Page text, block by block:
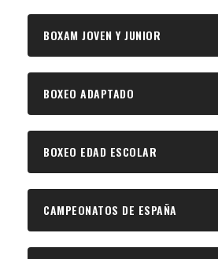
BOXAM JOVEN Y JUNIOR
BOXEO ADAPTADO
BOXEO EDAD ESCOLAR
CAMPEONATOS DE ESPAÑA